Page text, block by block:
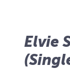
Elvie